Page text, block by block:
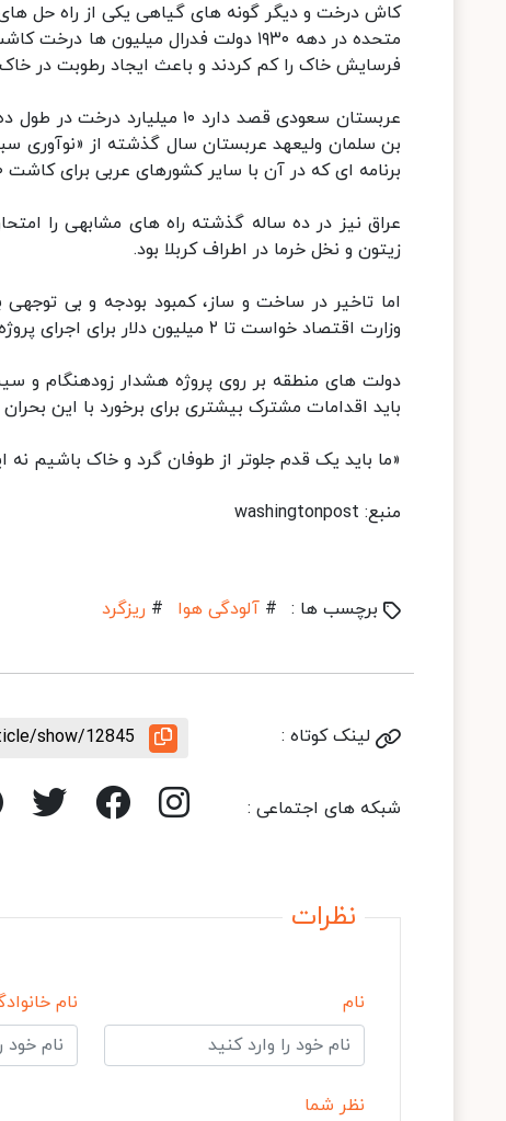
کاش درخت و دیگر گونه های گیاهی یکی از راه حل
متحده در دهه ۱۹۳۰ دولت فدرال
فرسایش خاک را کم کردند و باعث ایجاد رطوبت در
عربستان سعودی قصد دارد ۱۰
بن سلمان ولیعهد عربستان سال گذشته از «نوآوری
برنامه ای که در آن با سایر کشورهای عربی برای کاشت ۴۰ میلیارد درخت دیگر همکاری می کند.
عراق نیز در ده ساله گذشته راه های مشابهی را
زیتون و نخل خرما در اطراف کربلا بود.
اما تاخیر در ساخت و ساز، کمبود بودجه و بی
وزارت اقتصاد خواست تا ۲ میلیون دلار برای اجرای پروژه تثبیت تپه های شنی اختصاص دهد.
دولت های منطقه بر روی پروژه هشدار زودهنگام و
باید اقدامات مشترک بیشتری برای برخورد با این
«ما باید یک قدم جلوتر از طوفان گرد و خاک باشیم نه
منبع: washingtonpost
برچسب ها : # آلودگی هوا # ریزگرد
لینک کوتاه : show/12845
شبکه های اجتماعی :
نظرات
نام نام
نظر شما